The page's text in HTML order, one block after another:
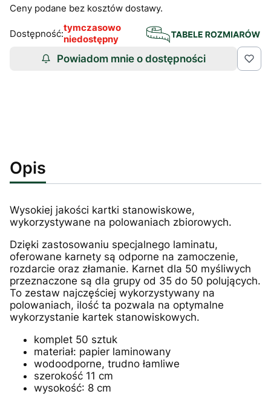
Ceny podane bez kosztów dostawy.
Dostępność:tymczasowo
niedostępny
Powiadom mnie o dostępności
Opis
Wysokiej jakości kartki stanowiskowe,
wykorzystywane na polowaniach zbiorowych.
Dzięki zastosowaniu specjalnego laminatu,
oferowane karnety są odporne na zamoczenie,
rozdarcie oraz złamanie. Karnet dla 50 myśliwych
przeznaczone są dla grupy od 35 do 50 polujących.
To zestaw najczęściej wykorzystywany na
polowaniach, ilość ta pozwala na optymalne
wykorzystanie kartek stanowiskowych.
komplet 50 sztuk
materiał: papier laminowany
wodoodporne, trudno łamliwe
szerokość 11 cm
wysokość: 8 cm